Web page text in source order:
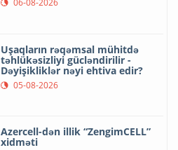
06-08-2026
Uşaqların rəqəmsal mühitdə
təhlükəsizliyi gücləndirilir -
Dəyişikliklər nəyi ehtiva edir?
05-08-2026
Azercell-dən illik “ZengimCELL”
xidməti